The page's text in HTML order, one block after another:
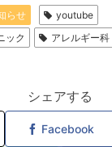
らせ
youtube
ック
アレルギー科
シェアする
Facebook